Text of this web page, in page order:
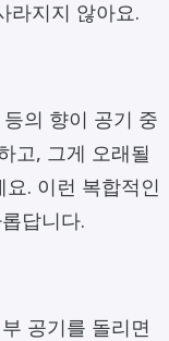
라지지 않아요.
의 향이 공기 중
고, 그게 오래될
. 이런 복합적인
답니다.
공기를 돌리면